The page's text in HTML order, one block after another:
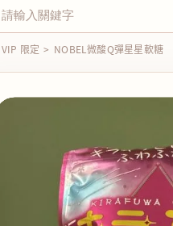
VIP 限定 > NOBEL微酸Q彈星星軟糖